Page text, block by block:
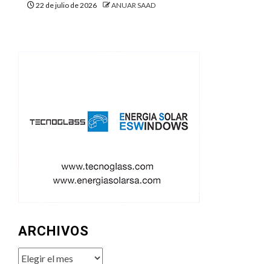
22 de julio de 2026 ANUAR SAAD
ARCHIVOS
Archivos